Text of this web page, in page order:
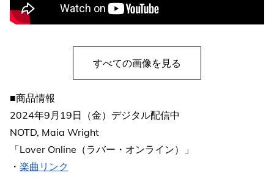
すべての画像を見る
■商品情報
2024年9月19日（金）デジタル配信中
NOTD, Maia Wright
「Lover Online（ラバー・オンライン）」
・ 楽曲リンク